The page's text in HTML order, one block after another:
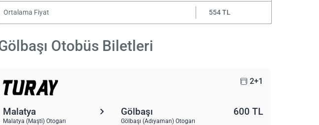
Ortalama Fiyat 554 TL
Otobüs Biletleri
2+1
Malatya
Malatya (Maşti) Otogarı
Gölbaşı
Gölbaşı (Adıyaman) Otogarı
600 TL